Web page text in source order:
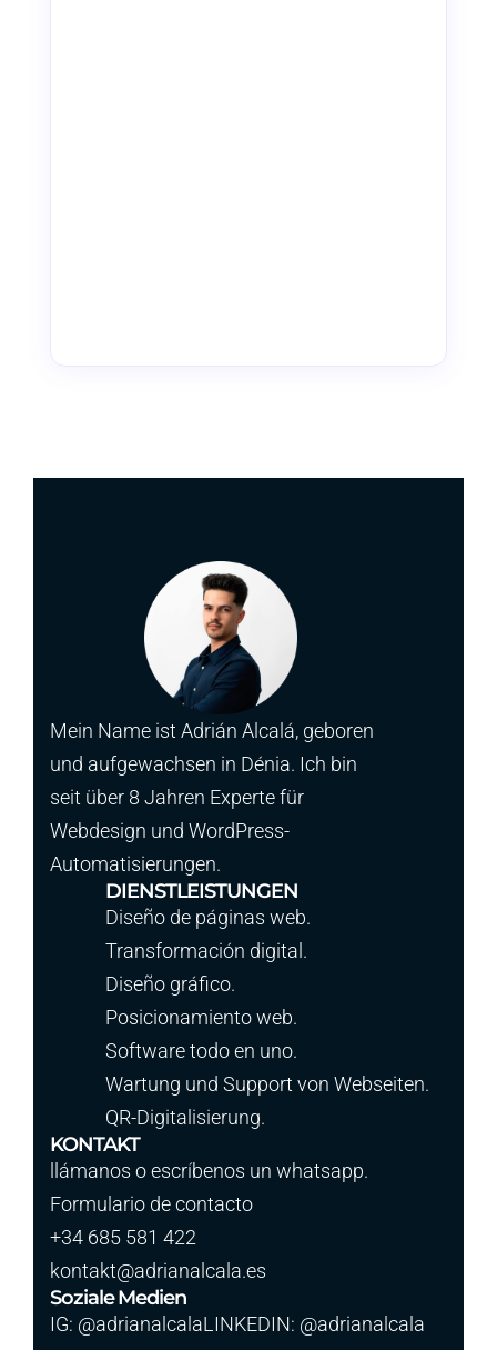
Mein Name ist Adrián Alcalá, geboren
und aufgewachsen in Dénia. Ich bin
seit über 8 Jahren Experte für
Webdesign und WordPress-
Automatisierungen.
DIENSTLEISTUNGEN
Diseño de páginas web.
Transformación digital.
Diseño gráfico.
Posicionamiento web.
Software todo en uno.
Wartung und Support von Webseiten.
QR-Digitalisierung.
KONTAKT
llámanos o escríbenos un whatsapp.
Formulario de contacto
+34 685 581 422
kontakt@adrianalcala.es
Soziale Medien
IG: @adrianalcalaLINKEDIN: @adrianalcala